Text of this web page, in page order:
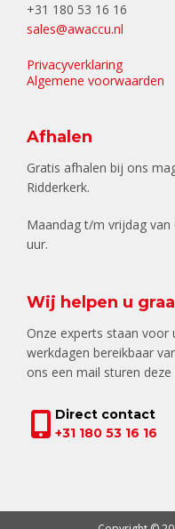
+31 180 53 16 16
sales@awaccu.nl
Privacyverklaring
Algemene voorwaarden
Afhalen
Gratis afhalen bij ons
Ridderkerk.
Maandag t/m vrijdag van
uur.
Wij helpen u
Onze experts staan voor
werkdagen bereikbaar
ons een mail sturen
Direct contact
+31 180 53 16 16